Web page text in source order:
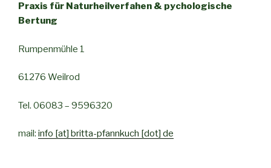
Praxis für Naturheilverfahen & pychologische
Bertung
Rumpenmühle 1
61276 Weilrod
Tel. 06083 – 9596320
mail: info [at] britta-pfannkuch [dot] de